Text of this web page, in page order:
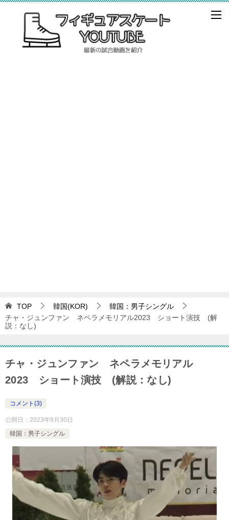
TOP 韓国(KOR)
韓国：男子シングル
チャ・ジュンファン ネペラメモリアル2023 ショート演技 (解
説：なし)
チャ・ジュンファン ネペラメモリアル
2023 ショート演技 (解説：なし)
コメント(3)
公開日： 2023年9月30日
韓国：男子シングル